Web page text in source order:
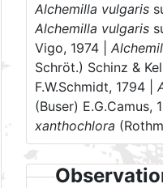
Alchemilla vulgaris
Alchemilla vulgaris
Vigo, 1974 |
Schröt.) Schinz &
F.W.Schmidt, 1794 |
(Buser) E.G.Camus,
xanthochlora